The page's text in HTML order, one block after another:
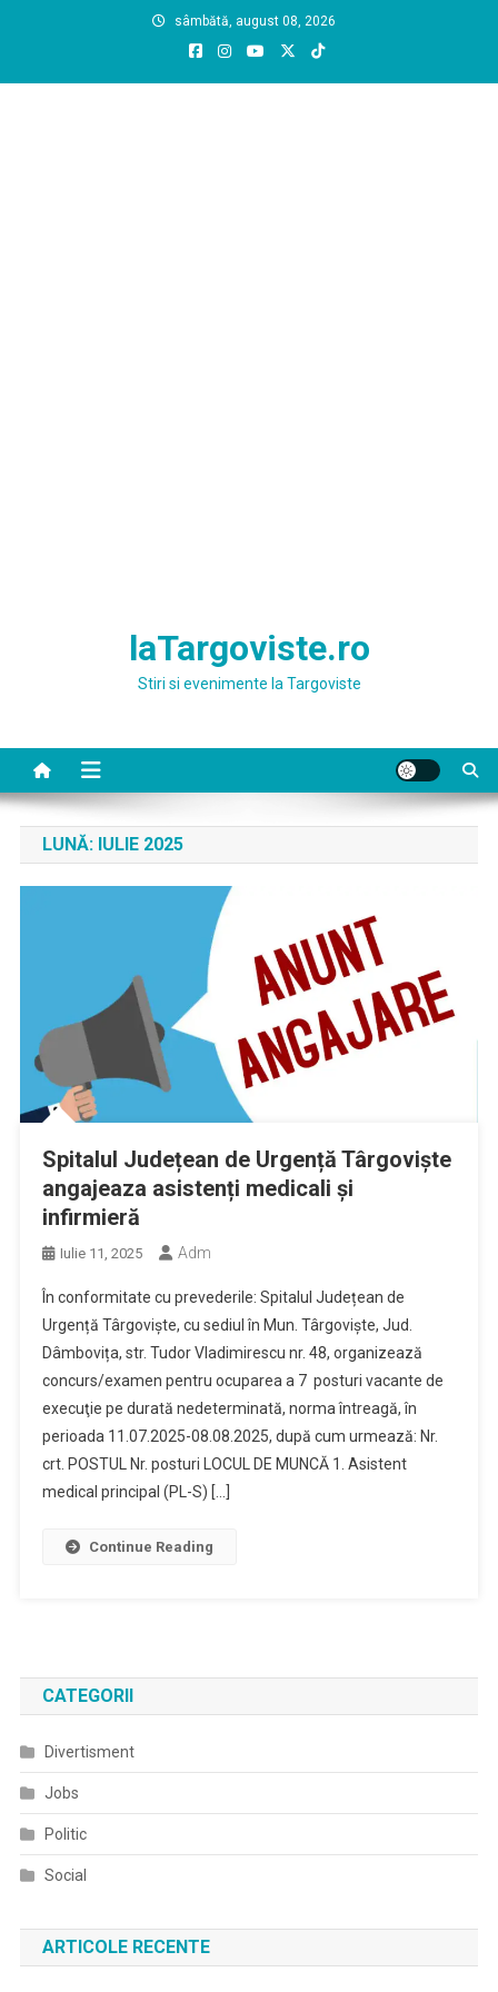
sâmbătă, august 08, 2026
laTargoviste.ro
Stiri si evenimente la Targoviste
LUNĂ: IULIE 2025
Spitalul Județean de Urgență Târgoviște
angajeaza asistenți medicali și
infirmieră
Iulie 11, 2025 Adm
În conformitate cu prevederile: Spitalul Județean de
Urgență Târgoviște, cu sediul în Mun. Târgoviște, Jud.
Dâmbovița, str. Tudor Vladimirescu nr. 48, organizează
concurs/examen pentru ocuparea a 7 posturi vacante de
execuţie pe durată nedeterminată, norma întreagă, în
perioada 11.07.2025-08.08.2025, după cum urmează: Nr.
crt. POSTUL Nr. posturi LOCUL DE MUNCĂ 1. Asistent
medical principal (PL-S) […]
Continue Reading
CATEGORII
Divertisment
Jobs
Politic
Social
ARTICOLE RECENTE